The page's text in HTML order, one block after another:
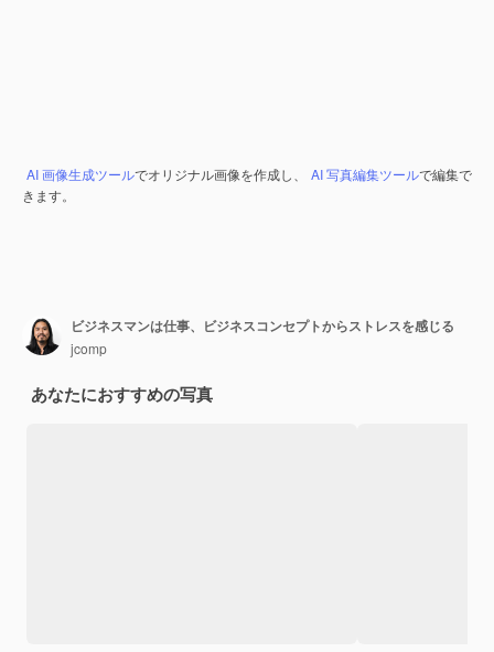
AI 画像生成ツールでオリジナル画像を作成し、 AI 写真編集ツールで編集で
きます。
ビジネスマンは仕事、ビジネスコンセプトからストレスを感じる
jcomp
あなたにおすすめの写真